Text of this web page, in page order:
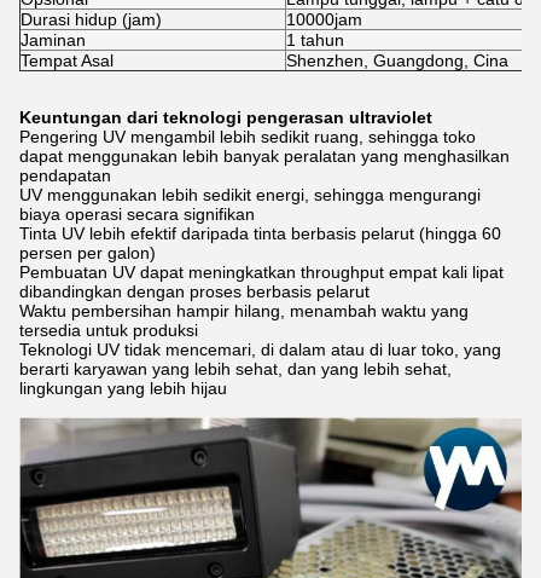
Durasi hidup (jam)
10000jam
Jaminan
1 tahun
Tempat Asal
Shenzhen, Guangdong, Cina
Keuntungan dari teknologi pengerasan ultraviolet
Pengering UV mengambil lebih sedikit ruang, sehingga toko
dapat menggunakan lebih banyak peralatan yang menghasilkan
pendapatan
UV menggunakan lebih sedikit energi, sehingga mengurangi
biaya operasi secara signifikan
Tinta UV lebih efektif daripada tinta berbasis pelarut (hingga 60
persen per galon)
Pembuatan UV dapat meningkatkan throughput empat kali lipat
dibandingkan dengan proses berbasis pelarut
Waktu pembersihan hampir hilang, menambah waktu yang
tersedia untuk produksi
Teknologi UV tidak mencemari, di dalam atau di luar toko, yang
berarti karyawan yang lebih sehat, dan yang lebih sehat,
lingkungan yang lebih hijau